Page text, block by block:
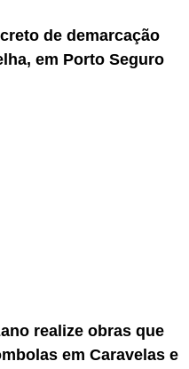
de demarcação
em Porto Seguro
realize obras que
em Caravelas e